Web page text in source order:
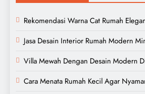
Rekomendasi Warna Cat Rumah
Jasa Desain Interior Rumah Modern
Villa Mewah Dengan Desain Modern
Cara Menata Rumah Kecil Agar